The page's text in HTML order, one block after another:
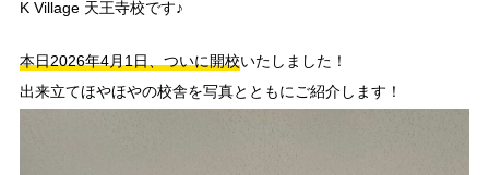
K Village 天王寺校です♪
本日2026年4月1日、ついに開校いたしました！
出来立てほやほやの校舎を写真とともにご紹介します！